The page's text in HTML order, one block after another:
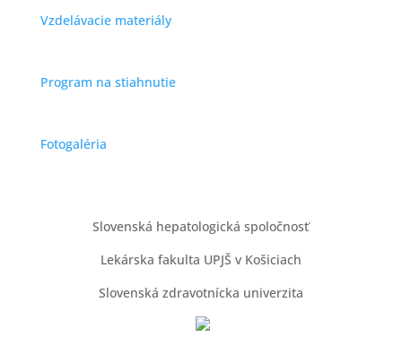
Vzdelávacie materiály
Program na stiahnutie
Fotogaléria
Slovenská hepatologická spoločnosť
Lekárska fakulta UPJŠ v Košiciach
Slovenská zdravotnícka univerzita